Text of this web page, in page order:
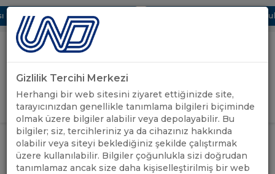
UBAK Bölümü Hakkında UND, Yunanistan Vize
Uluslararası Nakliyeciler Derneği
GİRİŞ YAP
ANASAYFA /
UND'DEN
HABERLER
/
GAZİANTEP BÖLGE ÇALIŞMA
GRUBU TOPLANTISI
GERÇEKLEŞTİRİLDİ
Gizlilik Tercihi Merkezi
Herhangi bir web sitesini ziyaret ettiğinizde site,
tarayıcınızdan genellikle tanımlama bilgileri biçiminde
olmak üzere bilgiler alabilir veya depolayabilir. Bu
bilgiler; siz, tercihleriniz ya da cihazınız hakkında
olabilir veya siteyi beklediğiniz şekilde çalıştırmak
üzere kullanılabilir. Bilgiler çoğunlukla sizi doğrudan
tanımlamaz ancak size daha kişiselleştirilmiş bir web